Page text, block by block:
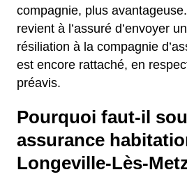
compagnie, plus
revient à l’assuré d’envoyer
résiliation à la compagnie
est encore rattaché, en
préavis.
Pourquoi faut-il
assurance
Longeville-Lès-